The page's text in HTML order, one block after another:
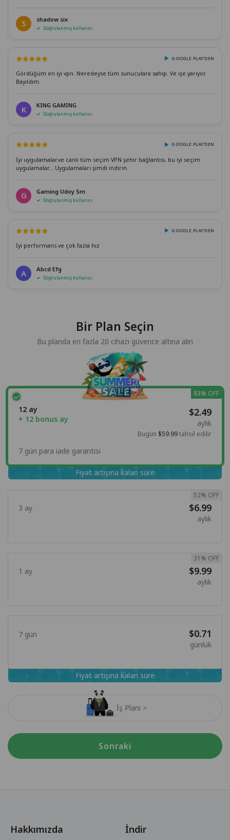
S shadow six
Doğrulanmış kullanıcı
GOOGLE PLAY'DEN
Gördüğüm en iyi vpn. Neredeyse tüm sunuculara sahip. Ve işe yarıyor.
Bayıldım.
K KING GAMING
Doğrulanmış kullanıcı
GOOGLE PLAY'DEN
İyi uygulamalar.ve canlı tüm seçim VPN şehir bağlantısı, bu iyi seçim
uygulamalar... Uygulamaları şimdi indirin.
G Gaming Udoy Sm
Doğrulanmış kullanıcı
GOOGLE PLAY'DEN
İyi performans ve çok fazla hız
A Abcd Efg
Doğrulanmış kullanıcı
Bir Plan Seçin
Bu planda en fazla 20 cihazı güvence altına alın
İş Planı >
12 ay
+ 12 bonus ay
$2.49
aylık
Bugün $59.99tahsil edilir
83% OFF
7 gün para iade garantisi
Fiyat artışına kalan süre
3 ay $6.99
aylık
52% OFF
1 ay $9.99
aylık
31% OFF
7 gün $0.71
günlük
Fiyat artışına kalan süre
Sonraki
Hakkımızda İndir